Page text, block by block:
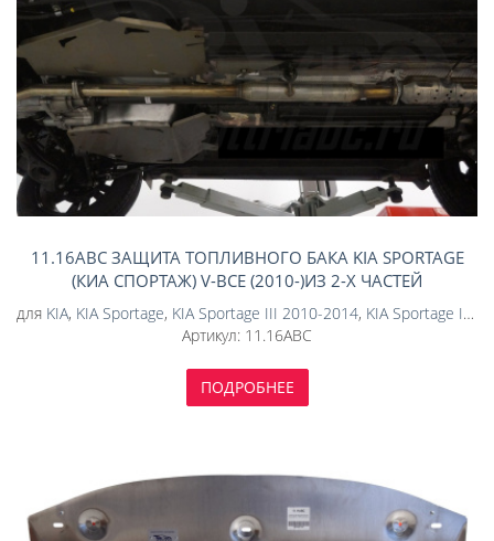
11.16ABC ЗАЩИТА ТОПЛИВНОГО БАКА KIA SPORTAGE
(КИА СПОРТАЖ) V-ВСЕ (2010-)ИЗ 2-Х ЧАСТЕЙ
(АЛЮМИНИЙ 4 ММ)
для KIA, KIA Sportage, KIA Sportage III 2010-2014, KIA Sportage III 2014-2016
Артикул: 11.16ABC
ПОДРОБНЕЕ